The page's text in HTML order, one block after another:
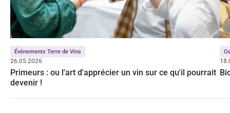
Événements Terre de Vins
26.05.2026
Primeurs : ou l'art d'apprécier un vin sur ce qu'il pourrait
devenir !